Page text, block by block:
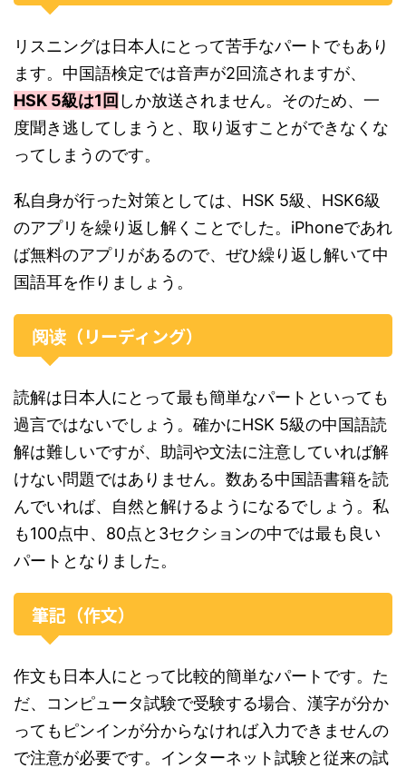
リスニングは日本人にとって苦手なパートでもあり
ます。中国語検定では音声が2回流されますが、
HSK 5級は1回 しか放送されません。そのため、一
度聞き逃してしまうと、取り返すことができなくな
ってしまうのです。
私自身が行った対策としては、HSK 5級、HSK6級
のアプリを繰り返し解くことでした。iPhoneであれ
ば無料のアプリがあるので、ぜひ繰り返し解いて中
国語耳を作りましょう。
阅读（リーディング）
読解は日本人にとって最も簡単なパートといっても
過言ではないでしょう。確かにHSK 5級の中国語読
解は難しいですが、助詞や文法に注意していれば解
けない問題ではありません。数ある中国語書籍を読
んでいれば、自然と解けるようになるでしょう。私
も100点中、80点と3セクションの中では最も良い
パートとなりました。
筆記（作文）
作文も日本人にとって比較的簡単なパートです。た
だ、コンピュータ試験で受験する場合、漢字が分か
ってもピンインが分からなければ入力できませんの
で注意が必要です。インターネット試験と従来の試